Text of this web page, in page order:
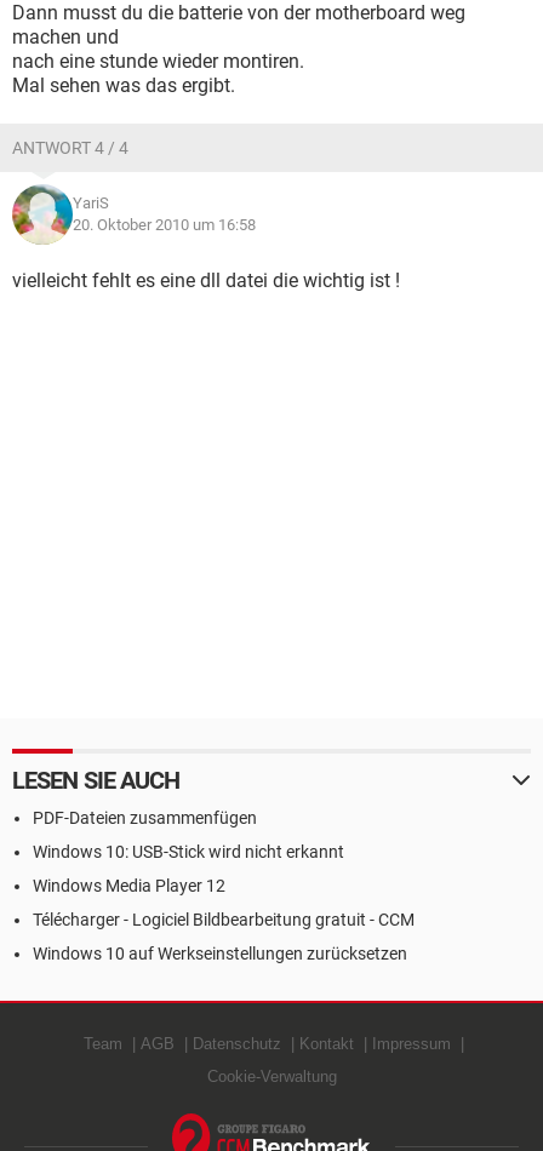
Dann musst du die batterie von der motherboard weg
machen und
nach eine stunde wieder montiren.
Mal sehen was das ergibt.
ANTWORT 4 / 4
YariS
20. Oktober 2010 um 16:58
vielleicht fehlt es eine dll datei die wichtig ist !
LESEN SIE AUCH
PDF-Dateien zusammenfügen
Windows 10: USB-Stick wird nicht erkannt
Windows Media Player 12
Télécharger - Logiciel Bildbearbeitung gratuit - CCM
Windows 10 auf Werkseinstellungen zurücksetzen
Team AGB Datenschutz Kontakt
Impressum
Cookie-Verwaltung